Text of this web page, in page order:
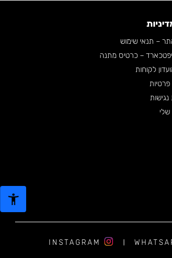
– תנאי שימוש
– כרטיס מתנה
לקוחות
פרטיות
שלי
INSTAGRAM